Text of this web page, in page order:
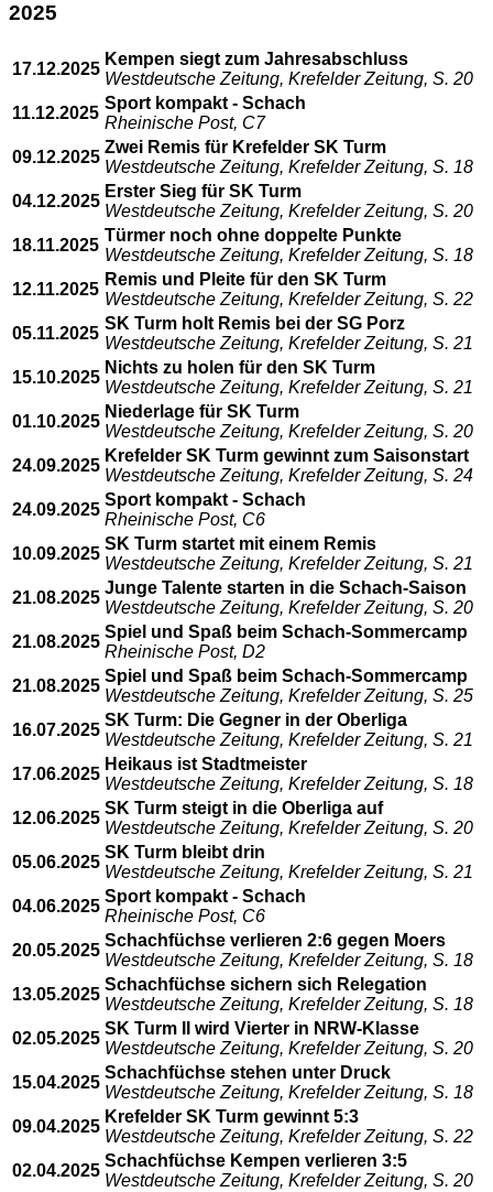
2025
17.12.2025
Kempen siegt zum Jahresabschluss
Westdeutsche Zeitung, Krefelder Zeitung, S. 20
11.12.2025
Sport kompakt - Schach
Rheinische Post, C7
09.12.2025
Zwei Remis für Krefelder SK Turm
Westdeutsche Zeitung, Krefelder Zeitung, S. 18
04.12.2025
Erster Sieg für SK Turm
Westdeutsche Zeitung, Krefelder Zeitung, S. 20
18.11.2025
Türmer noch ohne doppelte Punkte
Westdeutsche Zeitung, Krefelder Zeitung, S. 18
12.11.2025
Remis und Pleite für den SK Turm
Westdeutsche Zeitung, Krefelder Zeitung, S. 22
05.11.2025
SK Turm holt Remis bei der SG Porz
Westdeutsche Zeitung, Krefelder Zeitung, S. 21
15.10.2025
Nichts zu holen für den SK Turm
Westdeutsche Zeitung, Krefelder Zeitung, S. 21
01.10.2025
Niederlage für SK Turm
Westdeutsche Zeitung, Krefelder Zeitung, S. 20
24.09.2025
Krefelder SK Turm gewinnt zum Saisonstart
Westdeutsche Zeitung, Krefelder Zeitung, S. 24
24.09.2025
Sport kompakt - Schach
Rheinische Post, C6
10.09.2025
SK Turm startet mit einem Remis
Westdeutsche Zeitung, Krefelder Zeitung, S. 21
21.08.2025
Junge Talente starten in die Schach-Saison
Westdeutsche Zeitung, Krefelder Zeitung, S. 20
21.08.2025
Spiel und Spaß beim Schach-Sommercamp
Rheinische Post, D2
21.08.2025
Spiel und Spaß beim Schach-Sommercamp
Westdeutsche Zeitung, Krefelder Zeitung, S. 25
16.07.2025
SK Turm: Die Gegner in der Oberliga
Westdeutsche Zeitung, Krefelder Zeitung, S. 21
17.06.2025
Heikaus ist Stadtmeister
Westdeutsche Zeitung, Krefelder Zeitung, S. 18
12.06.2025
SK Turm steigt in die Oberliga auf
Westdeutsche Zeitung, Krefelder Zeitung, S. 20
05.06.2025
SK Turm bleibt drin
Westdeutsche Zeitung, Krefelder Zeitung, S. 21
04.06.2025
Sport kompakt - Schach
Rheinische Post, C6
20.05.2025
Schachfüchse verlieren 2:6 gegen Moers
Westdeutsche Zeitung, Krefelder Zeitung, S. 18
13.05.2025
Schachfüchse sichern sich Relegation
Westdeutsche Zeitung, Krefelder Zeitung, S. 18
02.05.2025
SK Turm II wird Vierter in NRW-Klasse
Westdeutsche Zeitung, Krefelder Zeitung, S. 20
15.04.2025
Schachfüchse stehen unter Druck
Westdeutsche Zeitung, Krefelder Zeitung, S. 18
09.04.2025
Krefelder SK Turm gewinnt 5:3
Westdeutsche Zeitung, Krefelder Zeitung, S. 22
02.04.2025
Schachfüchse Kempen verlieren 3:5
Westdeutsche Zeitung, Krefelder Zeitung, S. 20